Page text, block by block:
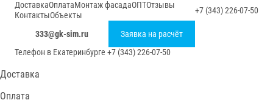
ДоставкаОплатаМонтаж фасадаОПТОтзывы
КонтактыОбъекты +7 (343) 226-07-50
333@gk-sim.ru
Заявка на расчёт
Телефон в Екатеринбурге +7 (343) 226-07-50
Доставка
Оплата